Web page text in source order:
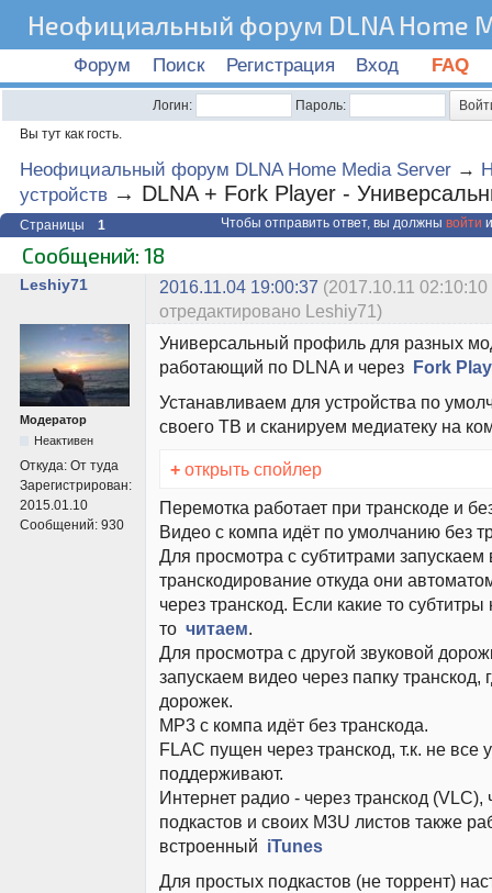
Неофициальный форум DLNA Home
Форум Поиск Регистрация Вход FAQ
Логин:
Пароль:
Вы тут как гость.
Неофициальный форум DLNA Home Media Server →
устройств → DLNA + Fork Player -
Страницы 1 Чтобы отправить ответ, вы должны войти
Сообщений: 18
Leshiy71 2016.11.04 19:00:37 (2017.10.11 02:10:10
отредактировано Leshiy71)
Модератор
Неактивен
Откуда: От туда
Зарегистрирован:
2015.01.10
Сообщений: 930
Универсальный профиль для разных
работающий по DLNA и через Fork
Устанавливаем для устройства по
своего ТВ и сканируем медиатеку на
+ открыть спойлер
Перемотка работает при транскоде и
Видео с компа идёт по умолчанию без
Для просмотра с субтитрами запускаем
транскодирование откуда они
через транскод. Если какие то
то читаем.
Для просмотра с другой звуковой
запускаем видео через папку транскод,
дорожек.
MP3 с компа идёт без транскода.
FLAC пущен через транскод, т.к. не все
поддерживают.
Интернет радио - через транскод (VLC),
подкастов и своих M3U листов также
встроенный iTunes
Для простых подкастов (не торрент)